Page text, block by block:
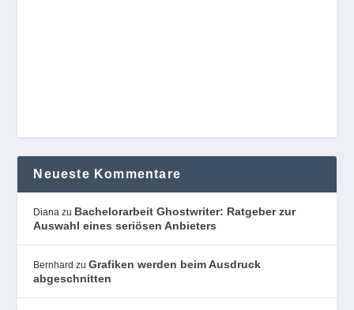
Neueste Kommentare
Diana zu Bachelorarbeit Ghostwriter: Ratgeber zur
Auswahl eines seriösen Anbieters
Bernhard zuGrafiken werden beim Ausdruck
abgeschnitten